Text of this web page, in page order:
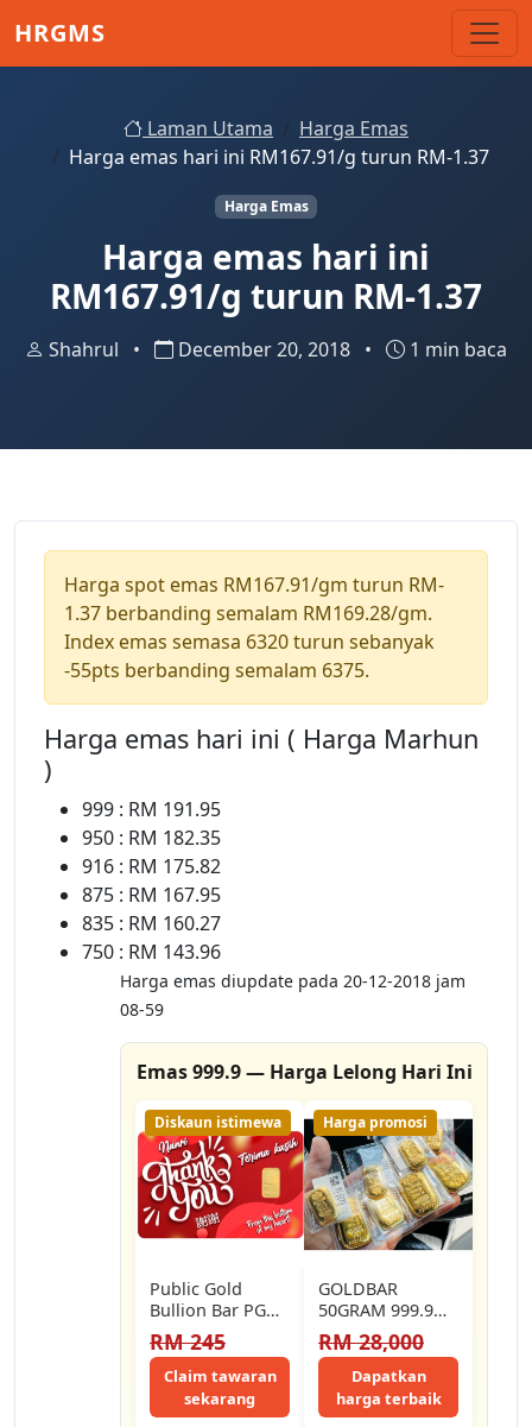
HRGMS
Laman Utama
Harga Emas
Harga emas hari ini RM167.91/g turun RM-1.37
Harga Emas
Harga emas hari ini
RM167.91/g turun RM-1.37
Shahrul • December 20, 2018 • 1 min baca
Harga spot emas RM167.91/gm turun RM-
1.37 berbanding semalam RM169.28/gm.
Index emas semasa 6320 turun sebanyak
-55pts berbanding semalam 6375.
Harga emas hari ini ( Harga Marhun
)
999 : RM 191.95
950 : RM 182.35
916 : RM 175.82
875 : RM 167.95
835 : RM 160.27
750 : RM 143.96
Harga emas diupdate pada 20-12-2018 jam
08-59
Emas 999.9 — Harga Lelong Hari Ini
Diskaun istimewa
Public Gold
Bullion Bar PG
0.5g (Au 999.9)
24K - Thank
you…
RM 245
Claim tawaran
sekarang
Harga promosi
GOLDBAR
50GRAM 999.9
PAMP SUISE
RM 28,000
Dapatkan
harga terbaik